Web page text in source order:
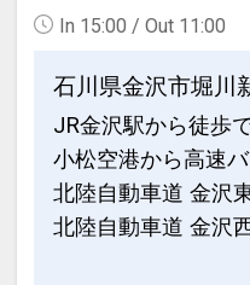
■その他
チェックイン
11:00
全館禁煙（喫煙ブ
ザ・スクエアホテ
徒歩1分の好立地
ンホテル。ビジ
◆『加賀五彩』を
すべてのお部屋に
る伝統色を施して
◆男女露天風呂
金沢の風が心地よ
ホテルの13階に
In 15:00 / Out 11:00
石川県金沢市堀川
JR金沢駅から徒歩
小松空港から高速
北陸自動車道 金沢
北陸自動車道 金沢